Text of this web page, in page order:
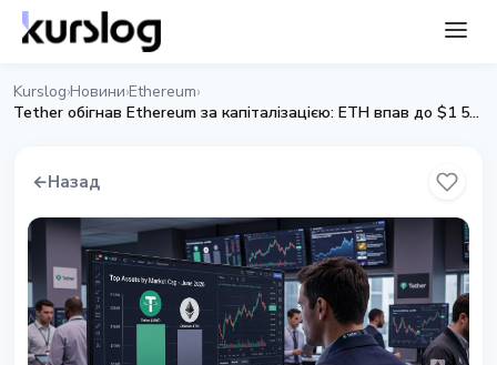
Kurslog›Новини›Ethereum›
Tether обігнав Ethereum за капіталізацією: ETH впав до $1 510
←Назад